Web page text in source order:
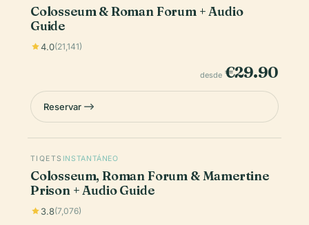
Colosseum & Roman Forum + Audio
Guide
4.0(21,141)
desde €29.90
Reservar
TIQETS INSTANTÁNEO
Colosseum, Roman Forum & Mamertine
Prison + Audio Guide
3.8(7,076)